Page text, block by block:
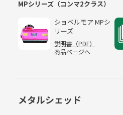
MPシリーズ（コンマ2クラス）
ショベルモア MPシ
リーズ
説明書（PDF）
商品ページへ
メタルシェッド